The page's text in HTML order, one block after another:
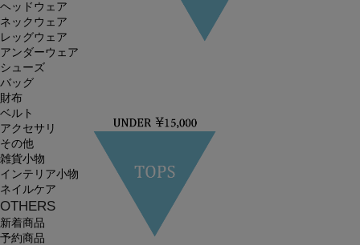
ヘッドウェア
ネックウェア
レッグウェア
アンダーウェア
シューズ
バッグ
財布
ベルト
アクセサリ
その他
雑貨小物
インテリア小物
ネイルケア
OTHERS
新着商品
予約商品